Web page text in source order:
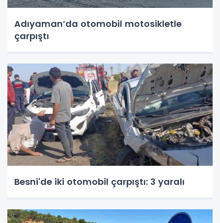
Adıyaman’da otomobil motosikletle
çarpıştı
Besni'de iki otomobil çarpıştı: 3 yaralı